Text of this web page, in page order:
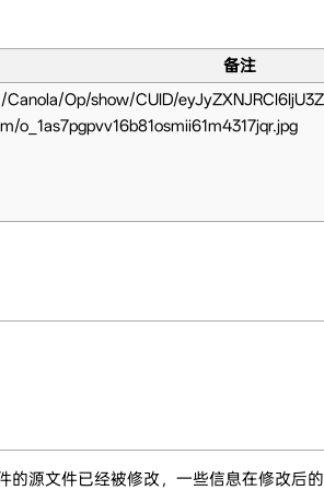
备注
Op/show/CUID/
o_1as7pgpvv16b81osmii61m4317jqr.jpg
源文件已经被修改，一些信息在修改后